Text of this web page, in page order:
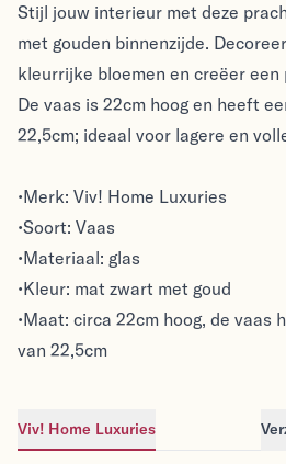
Stijl jouw interieur met deze
met gouden binnenzijde.
kleurrijke bloemen en creëer
De vaas is 22cm hoog en heeft
22,5cm; ideaal voor lagere en
•Merk: Viv! Home Luxuries
•Soort: Vaas
•Materiaal: glas
•Kleur: mat zwart met goud
•Maat: circa 22cm hoog, de vaas
van 22,5cm
Viv! Home Luxuries